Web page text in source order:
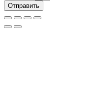
Отправить